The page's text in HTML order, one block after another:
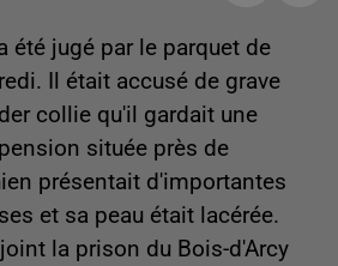
été jugé par le parquet de
Il était accusé de grave
collie qu'il gardait une
située près de
présentait d'importantes
et sa peau était lacérée.
la prison du Bois-d'Arcy